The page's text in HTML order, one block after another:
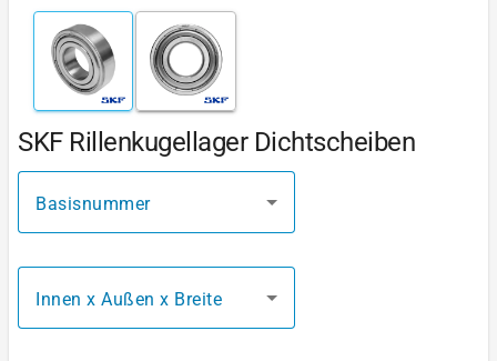
SKF Rillenkugellager Dichtscheiben
Basisnummer
Innen x Außen x Breite